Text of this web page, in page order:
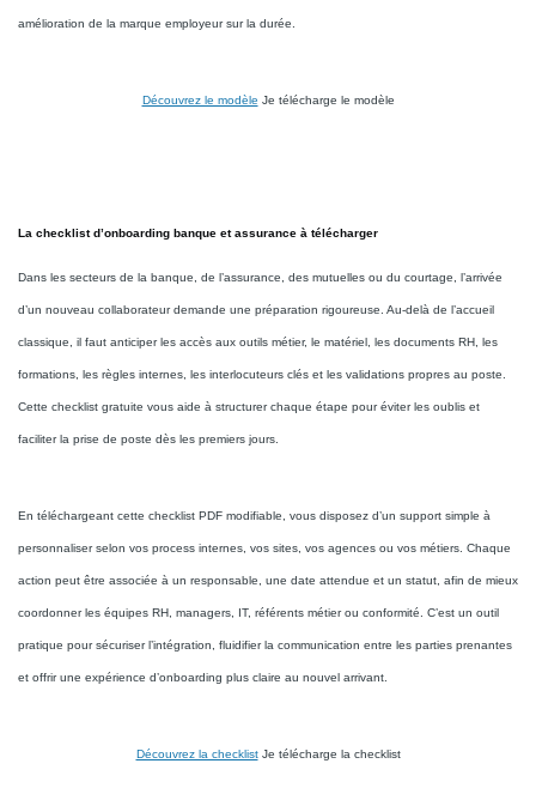
amélioration de la marque employeur sur la durée.
Découvrez le modèle Je télécharge le modèle
La checklist d’onboarding banque et assurance à télécharger
Dans les secteurs de la banque, de l’assurance, des mutuelles ou du courtage, l’arrivée
d’un nouveau collaborateur demande une préparation rigoureuse. Au-delà de l’accueil
classique, il faut anticiper les accès aux outils métier, le matériel, les documents RH, les
formations, les règles internes, les interlocuteurs clés et les validations propres au poste.
Cette checklist gratuite vous aide à structurer chaque étape pour éviter les oublis et
faciliter la prise de poste dès les premiers jours.
En téléchargeant cette checklist PDF modifiable, vous disposez d’un support simple à
personnaliser selon vos process internes, vos sites, vos agences ou vos métiers. Chaque
action peut être associée à un responsable, une date attendue et un statut, afin de mieux
coordonner les équipes RH, managers, IT, référents métier ou conformité. C’est un outil
pratique pour sécuriser l’intégration, fluidifier la communication entre les parties prenantes
et offrir une expérience d’onboarding plus claire au nouvel arrivant.
Découvrez la checklist Je télécharge la checklist